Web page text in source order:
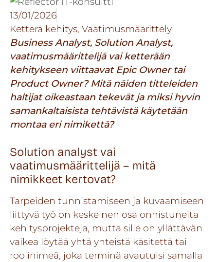
13/01/2026
Ketterä kehitys, Vaatimusmäärittely
Business Analyst, Solution Analyst,
vaatimusmäärittelijä vai ketterään
kehitykseen viittaavat Epic Owner tai
Product Owner? Mitä näiden titteleiden
haltijat oikeastaan tekevät ja miksi hyvin
samankaltaisista tehtävistä käytetään
montaa eri nimikettä?
Solution analyst vai
vaatimusmäärittelijä – mitä
nimikkeet kertovat?
Tarpeiden tunnistamiseen ja kuvaamiseen
liittyvä työ on keskeinen osa onnistuneita
kehitysprojekteja, mutta sille on yllättävän
vaikea löytää yhtä yhteistä käsitettä tai
roolinimeä, joka terminä avautuisi samalla